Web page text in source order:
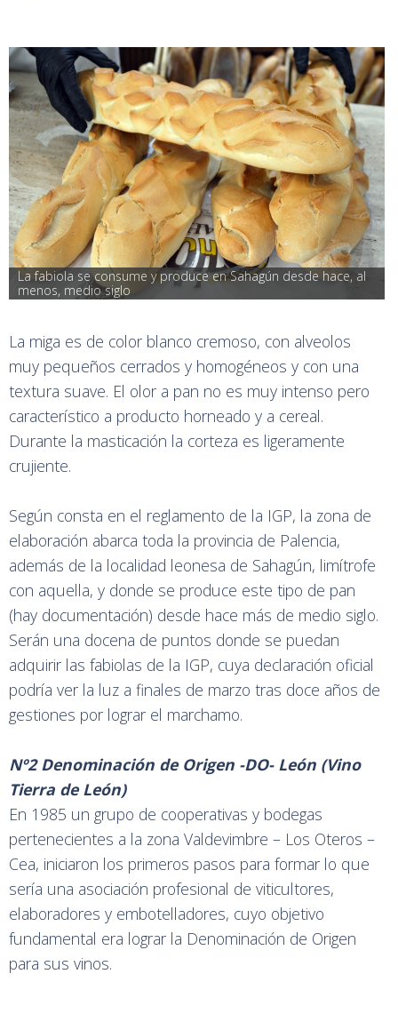
La fabiola se consume y produce en Sahagún desde hace, al
menos, medio siglo
La miga es de color blanco cremoso, con alveolos
muy pequeños cerrados y homogéneos y con una
textura suave. El olor a pan no es muy intenso pero
característico a producto horneado y a cereal.
Durante la masticación la corteza es ligeramente
crujiente.
Según consta en el reglamento de la IGP, la zona de
elaboración abarca toda la provincia de Palencia,
además de la localidad leonesa de Sahagún, limítrofe
con aquella, y donde se produce este tipo de pan
(hay documentación) desde hace más de medio siglo.
Serán una docena de puntos donde se puedan
adquirir las fabiolas de la IGP, cuya declaración oficial
podría ver la luz a finales de marzo tras doce años de
gestiones por lograr el marchamo.
Nº2 Denominación de Origen -DO- León (Vino
Tierra de León)
En 1985 un grupo de cooperativas y bodegas
pertenecientes a la zona Valdevimbre – Los Oteros –
Cea, iniciaron los primeros pasos para formar lo que
sería una asociación profesional de viticultores,
elaboradores y embotelladores, cuyo objetivo
fundamental era lograr la Denominación de Origen
para sus vinos.